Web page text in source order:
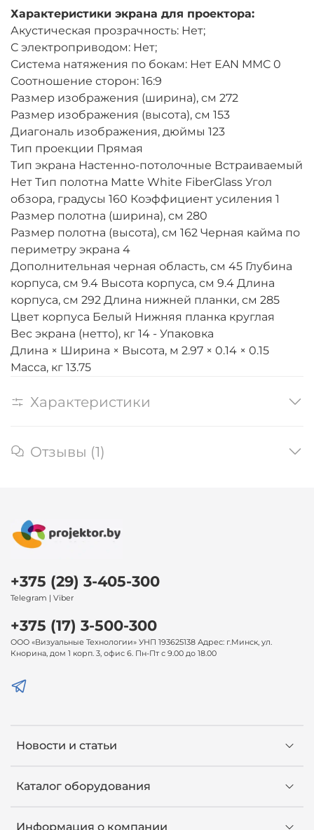
Характеристики экрана для проектора:
Акустическая прозрачность: Нет;
С электроприводом: Нет;
Система натяжения по бокам: Нет EAN MMC 0
Соотношение сторон: 16:9
Размер изображения (ширина), см 272
Размер изображения (высота), см 153
Диагональ изображения, дюймы 123
Тип проекции Прямая
Тип экрана Настенно-потолочные Встраиваемый
Нет Тип полотна Matte White FiberGlass Угол
обзора, градусы 160 Коэффициент усиления 1
Размер полотна (ширина), см 280
Размер полотна (высота), см 162 Черная кайма по
периметру экрана 4
Дополнительная черная область, см 45 Глубина
корпуса, см 9.4 Высота корпуса, см 9.4 Длина
корпуса, см 292 Длина нижней планки, см 285
Цвет корпуса Белый Нижняя планка круглая
Вес экрана (нетто), кг 14 - Упаковка
Длина × Ширина × Высота, м 2.97 × 0.14 × 0.15
Масса, кг 13.75
Характеристики
Отзывы (1)
Новости и статьи
Каталог оборудования
Информация о компании
+375 (29) 3-405-300
Telegram | Viber
+375 (17) 3-500-300
ООО «Визуальные Технологии» УНП 193625138 Адрес: г.Минск, ул.
Кнорина, дом 1 корп. 3, офис 6. Пн-Пт с 9.00 до 18.00